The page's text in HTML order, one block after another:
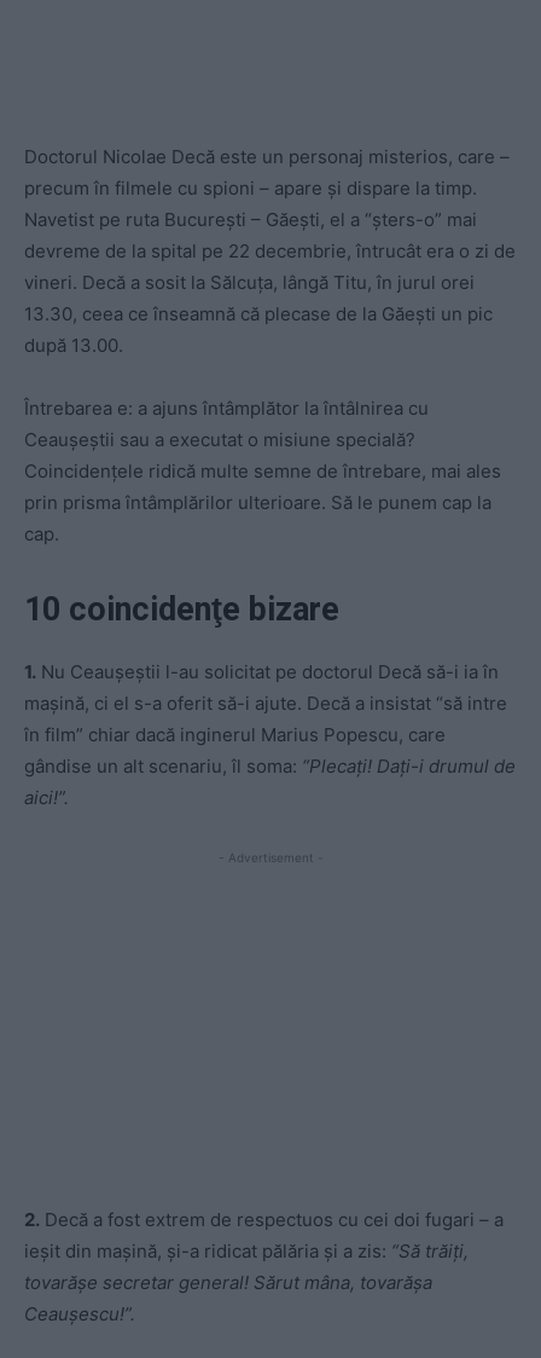
Doctorul Nicolae Decă este un personaj misterios, care –
precum în filmele cu spioni – apare şi dispare la timp.
Navetist pe ruta Bucureşti – Găeşti, el a “şters-o” mai
devreme de la spital pe 22 decembrie, întrucât era o zi de
vineri. Decă a sosit la Sălcuţa, lângă Titu, în jurul orei
13.30, ceea ce înseamnă că plecase de la Găeşti un pic
după 13.00.
Întrebarea e: a ajuns întâmplător la întâlnirea cu
Ceauşeştii sau a executat o misiune specială?
Coincidenţele ridică multe semne de întrebare, mai ales
prin prisma întâmplărilor ulterioare. Să le punem cap la
cap.
10 coincidenţe bizare
1. Nu Ceauşeştii l-au solicitat pe doctorul Decă să-i ia în
maşină, ci el s-a oferit să-i ajute. Decă a insistat “să intre
în film” chiar dacă inginerul Marius Popescu, care
gândise un alt scenariu, îl soma: “Plecaţi! Daţi-i drumul de
aici!”.
- Advertisement -
2. Decă a fost extrem de respectuos cu cei doi fugari – a
ieşit din maşină, şi-a ridicat pălăria şi a zis: “Să trăiţi,
tovarăşe secretar general! Sărut mâna, tovarăşa
Ceauşescu!”.